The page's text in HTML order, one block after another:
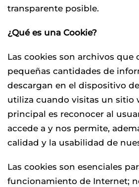
transparente posible.
¿Qué es una Cookie?
Las cookies son archivos que
pequeñas cantidades de
descargan en el dispositivo
utiliza cuando visitas un sitio
principal es reconocer al
accede a y nos permite,
calidad y la usabilidad de
Las cookies son esenciales
funcionamiento de Internet;